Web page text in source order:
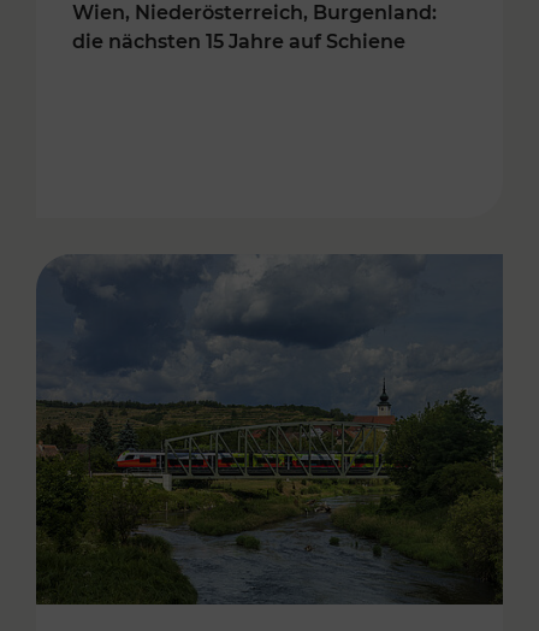
Wien, Niederösterreich, Burgenland:
die nächsten 15 Jahre auf Schiene